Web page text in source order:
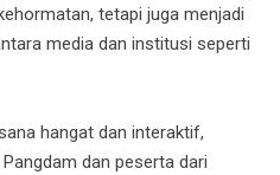
tetapi juga menjadi
media dan institusi seperti
hangat dan interaktif,
dan peserta dari